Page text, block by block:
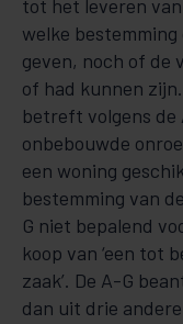
tot het leveren
welke
geven, noch of de
of had kunnen
betreft volgens de
onbebouwde
een woning
bestemming van
G niet bepalend
koop van ‘een tot
zaak’. De A-G
dan uit drie